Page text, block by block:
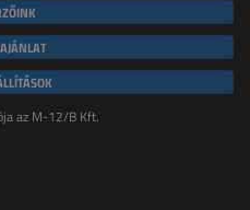
az M-12/B Kft.